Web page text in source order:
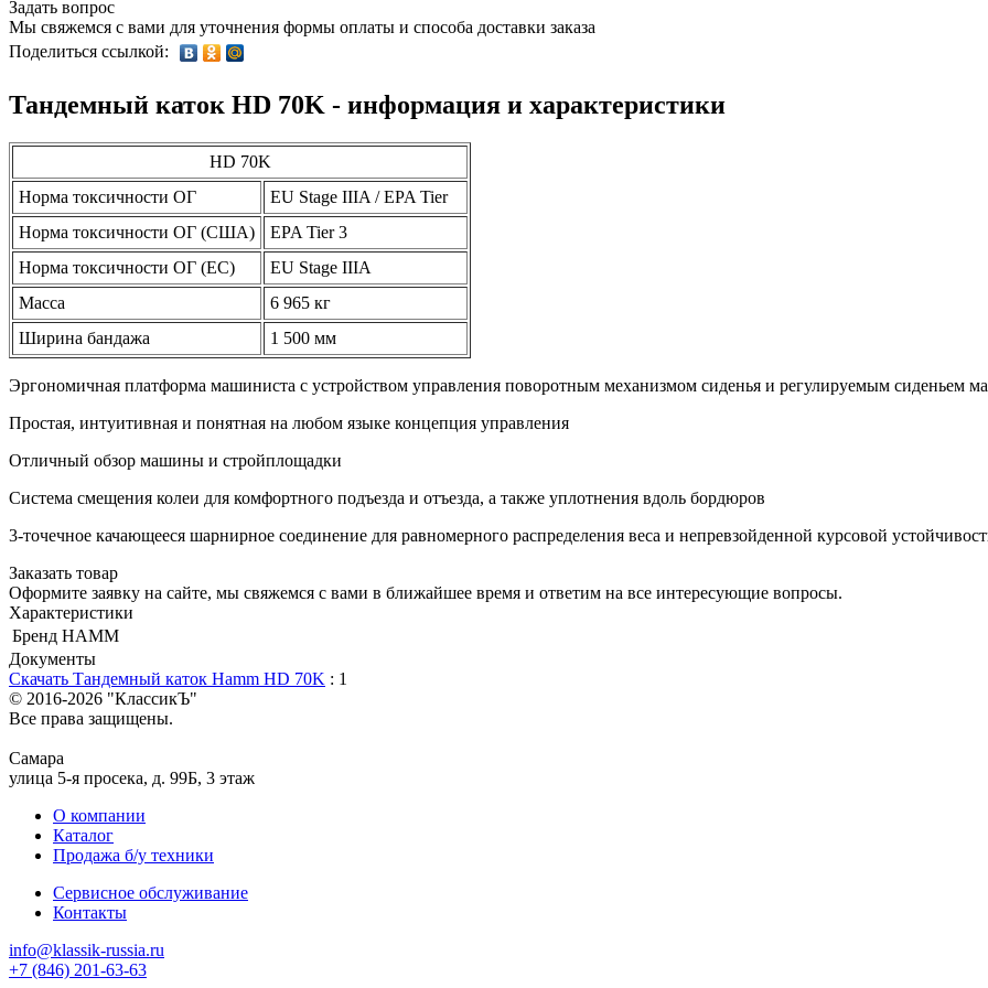
Задать вопрос
Мы свяжемся с вами для уточнения формы оплаты и способа доставки заказа
Поделиться ссылкой:
Тандемный каток HD 70K - информация и характеристики
HD 70K
Норма токсичности ОГ
EU Stage IIIA / EPA Tier
Норма токсичности ОГ (США)
EPA Tier 3
Норма токсичности ОГ (ЕС)
EU Stage IIIA
Масса
6 965 кг
Ширина бандажа
1 500 мм
Эргономичная платформа машиниста с устройством управления поворотным механизмом сиденья и регулируемым сиденьем
Простая, интуитивная и понятная на любом языке концепция управления
Отличный обзор машины и стройплощадки
Система смещения колеи для комфортного подъезда и отъезда, а также уплотнения вдоль бордюров
3-точечное качающееся шарнирное соединение для равномерного распределения веса и непревзойденной курсовой
Заказать товар
Оформите заявку на сайте, мы свяжемся с вами в ближайшее время и ответим на все интересующие вопросы.
Характеристики
Бренд HAMM
Документы
Скачать Тандемный каток Hamm HD 70K : 1
© 2016-2026 "КлассикЪ"
Все права защищены.
Самара
улица 5-я просека, д. 99Б, 3 этаж
О компании
Каталог
Продажа б/у техники
Сервисное обслуживание
Контакты
info@klassik-russia.ru
+7 (846) 201-63-63